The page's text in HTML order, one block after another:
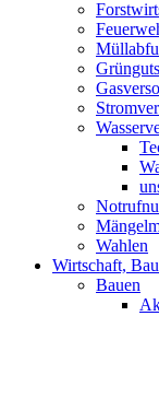
Wahlen
Wirtschaft,
Bauen